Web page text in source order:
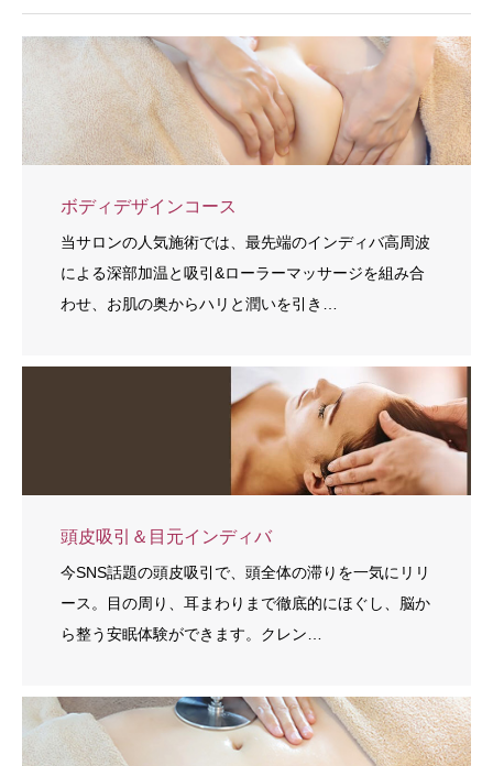
ボディデザインコース
当サロンの人気施術では、最先端のインディバ高周波
による深部加温と吸引&ローラーマッサージを組み合
わせ、お肌の奥からハリと潤いを引き…
頭皮吸引＆目元インディバ
今SNS話題の頭皮吸引で、頭全体の滞りを一気にリリ
ース。目の周り、耳まわりまで徹底的にほぐし、脳か
ら整う安眠体験ができます。クレン…